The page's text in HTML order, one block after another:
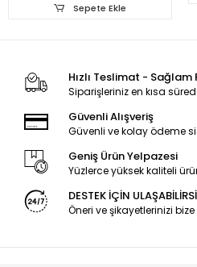
Sepete Ekle
Hızlı Teslimat -
Siparişleriniz en kısa
Güvenli Alışveriş
Güvenli ve kolay ödeme
Geniş Ürün Yelpazesi
Yüzlerce yüksek kaliteli
DESTEK İÇİN
Öneri ve şikayetlerinizi